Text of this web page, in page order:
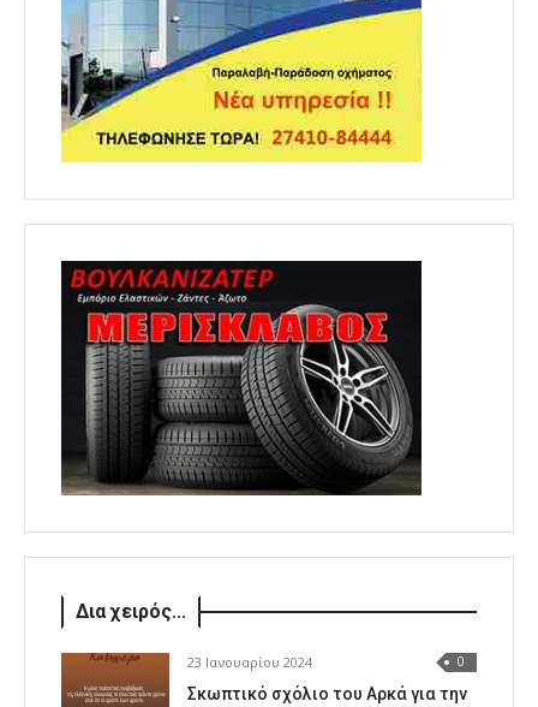
Δια χειρός...
23 Ιανουαρίου 2024 0
Σκωπτικό σχόλιο του Αρκά για την